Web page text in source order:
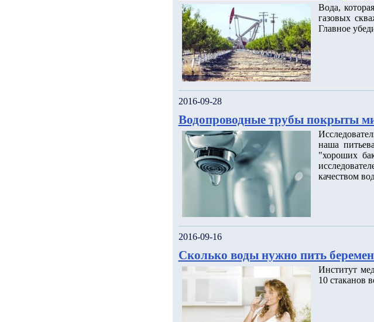
Вода,
газовых
Главное
2016-09-28
Водопроводные трубы покрыты
наша
"хороших
качеством
2016-09-16
Сколько воды нужно пить
Институт
10 стаканов